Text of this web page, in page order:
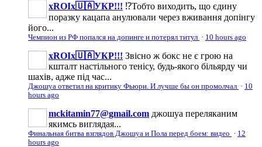
xROIx🇺🇦УКР!!! ⁉️Тобто виходить, що єдину
поразку кацапа анулювали через вживання допінгу
його...
Чемпион из РФ попался на допинге и потерял титул · 10 hours ago
xROIx🇺🇦УКР!!! Звісно ж бокс не є грою на
кшталт настільного тенісу, будь-якого більярду чи
шахів, адже під час...
Джошуа ответил на критику Фьюри. И лучше бы он промолчал · 10
hours ago
mckitamin77@gmail.com джошуа переляканим
якимсь виглядая...
Финальная битва взглядов Джошуа и Пола перед боем: видео · 12
hours ago